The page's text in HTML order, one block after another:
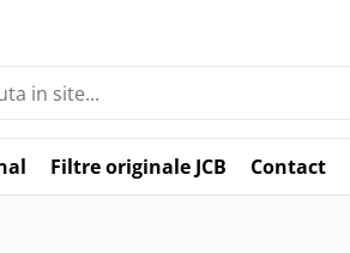
Filtre originale JCB Contact